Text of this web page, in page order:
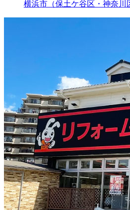
横浜市（保土ケ谷区・神奈川